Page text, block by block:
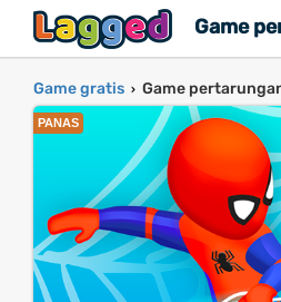
Game
Game gratis › Game
PANAS